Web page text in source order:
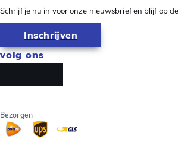
Schrijf je nu in voor onze nieuwsbrief en blijf op
Inschrijven
volg ons
Bezorgen